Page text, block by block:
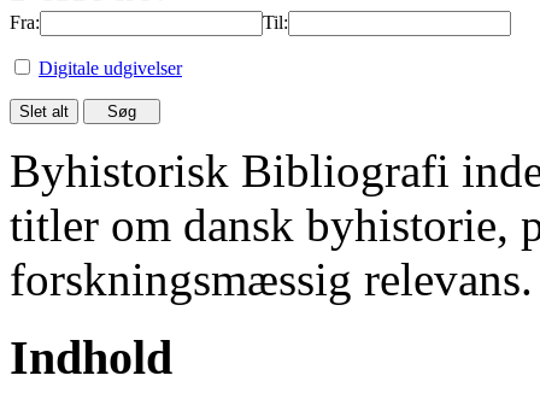
Fra: Til:
Digitale udgivelser
Byhistorisk Bibliografi
titler om dansk byhistorie,
forskningsmæssig relevans.
Indhold